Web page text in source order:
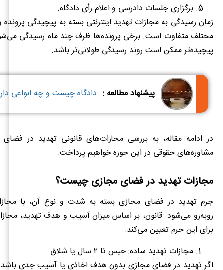
برگزاری جلسات دادرسی و اعلام رأی دادگاه.
زمان رسیدگی به مجازات تهدید اینترنتی بسته به پیچیدگی
مختلف متفاوت است. برخی پرونده‌ها ظرف چند ماه رسیدگی
پیچیده‌تر ممکن است روند رسیدگی طولانی‌تر باشد.
پیشنهاد مطالعه : دادگاه چیست و چه انواعی
در ادامه مقاله، به بررسی مجازات‌های قانونی تهدید در
مشاوره‌های حقوقی در این حوزه خواهیم پرداخت.
مجازات تهدید در فضای مجازی چیست؟
جرم تهدید در فضای مجازی بسته به شدت و نوع آن، با
روبه‌رو می‌شود. قانون، بر اساس میزان آسیب و هدف تهدید،
برای این جرم تعیین می‌کند.
مجازات تهدید ساده: حبس تا ۲ سال یا شلاق
اگر تهدید در فضای مجازی بدون هدف اخاذی یا آسیب جدی باشد.